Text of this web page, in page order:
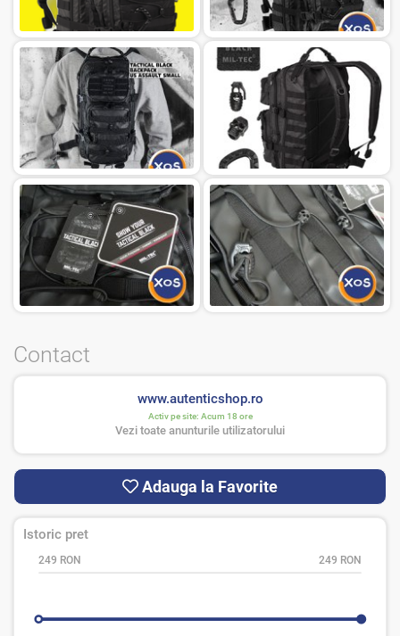
Contact
www.autenticshop.ro
Activ pe site: Acum 18 ore
Vezi toate anunturile utilizatorului
Adauga la Favorite
Istoric pret
249 RON 249 RON